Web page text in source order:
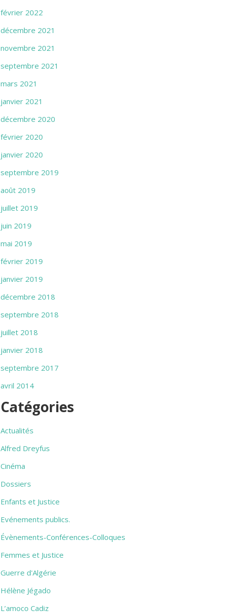
février 2022
décembre 2021
novembre 2021
septembre 2021
mars 2021
janvier 2021
décembre 2020
février 2020
janvier 2020
septembre 2019
août 2019
juillet 2019
juin 2019
mai 2019
février 2019
janvier 2019
décembre 2018
septembre 2018
juillet 2018
janvier 2018
septembre 2017
avril 2014
Catégories
Actualités
Alfred Dreyfus
Cinéma
Dossiers
Enfants et Justice
Evénements publics.
Évènements-Conférences-Colloques
Femmes et Justice
Guerre d'Algérie
Hélène Jégado
L’amoco Cadiz